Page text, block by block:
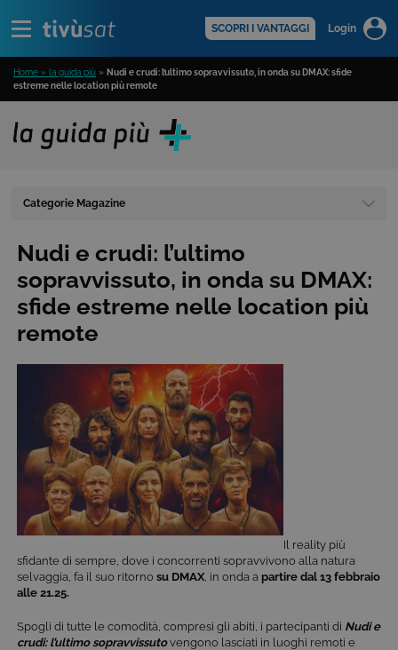
SCOPRI I VANTAGGI Login
Home » la guida più » Nudi e crudi: l’ultimo sopravvissuto, in onda su DMAX: sfide
estreme nelle location più remote
Categorie Magazine
Nudi e crudi: l’ultimo
sopravvissuto, in onda su DMAX:
sfide estreme nelle location più
remote
Il reality più
sfidante di sempre, dove i concorrenti sopravvivono alla natura
selvaggia, fa il suo ritorno su DMAX , in onda a partire dal 13 febbraio
alle 21.25.
Spogli di tutte le comodità, compresi gli abiti, i partecipanti di Nudi e
crudi: l’ultimo sopravvissutovengono lasciati in luoghi remoti e